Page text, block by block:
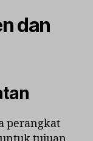
dan
perangkat